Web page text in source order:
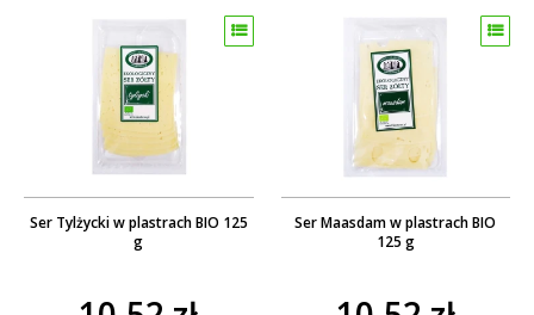
Ser Tylżycki w plastrach BIO 125
g
Ser Maasdam w plastrach BIO
125 g